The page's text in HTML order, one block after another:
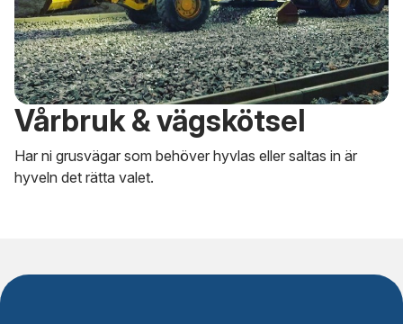
Vårbruk & vägskötsel
Har ni grusvägar som behöver hyvlas eller saltas in är
hyveln det rätta valet.